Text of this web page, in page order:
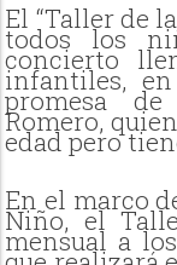
El “Taller de
todos los
concierto
infantiles,
promesa
Romero,
edad pero
En el marco
Niño, el
mensual a